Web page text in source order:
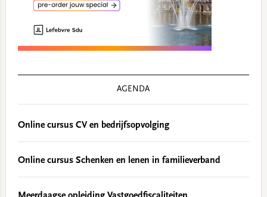
AGENDA
Online cursus CV en bedrijfsopvolging
Online cursus Schenken en lenen in familieverband